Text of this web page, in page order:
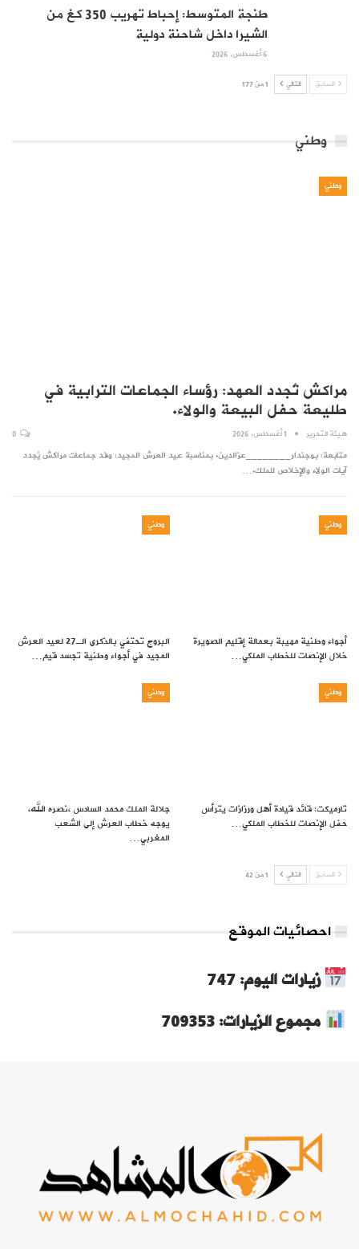
طنجة المتوسط: إحباط تهريب 350 كغ من
الشيرا داخل شاحنة دولية
6 أغسطس, 2026
السابق التالي 1 من 177
وطني
وطني
مراكش تُجدد العهد: رؤساء الجماعات الترابية في
طليعة حفل البيعة والولاء.
هيئة التحرير 1 أغسطس, 2026
متابعة: بوجندار________عزالدين. بمناسبة عيد العرش المجيد: وفد جماعات مراكش يُجدد
آيات الولاء والإخلاص للملك.…
وطني
أجواء وطنية مهيبة بعمالة إقليم الصويرة
خلال الإنصات للخطاب الملكي…
وطني
البروج تحتفي بالذكرى الـ27 لعيد العرش
المجيد في أجواء وطنية تجسد قيم…
وطني
تارميكت: قائد قيادة أهل ورزازات يترأس
حفل الإنصات للخطاب الملكي…
وطني
جلالة الملك محمد السادس ،نصره الله،
يوجه خطاب العرش إلى الشعب
المغربي…
السابق التالي 1 من 42
احصائيات الموقع
زيارات اليوم: 747
مجموع الزيارات: 709353